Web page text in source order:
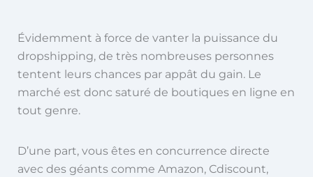
Évidemment à force de vanter la puissance du
dropshipping, de très nombreuses personnes
tentent leurs chances par appât du gain. Le
marché est donc saturé de boutiques en ligne en
tout genre.
D’une part, vous êtes en concurrence directe
avec des géants comme Amazon, Cdiscount,